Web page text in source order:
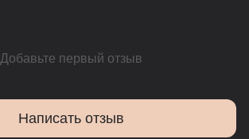
Добавьте первый отзыв
Написать отзыв